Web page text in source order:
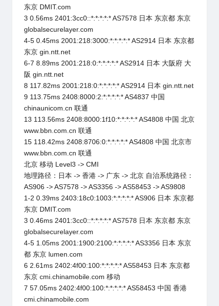
东京 DMIT.com
3 0.56ms 2401:3cc0::*:*:*:*:* AS7578 日本 东京都 东京
globalsecurelayer.com
4-5 0.45ms 2001:218:3000:*:*:*:*:* AS2914 日本 东京都
东京 gin.ntt.net
6-7 8.89ms 2001:218:0:*:*:*:*:* AS2914 日本 大阪府 大
阪 gin.ntt.net
8 117.82ms 2001:218:0:*:*:*:*:* AS2914 日本 gin.ntt.net
9 113.75ms 2408:8000:2:*:*:*:*:* AS4837 中国
chinaunicom.cn 联通
13 113.56ms 2408:8000:1f10:*:*:*:*:* AS4808 中国 北京
www.bbn.com.cn 联通
15 118.42ms 2408:8706:0:*:*:*:*:* AS4808 中国 北京市
www.bbn.com.cn 联通
北京 移动 Level3 -> CMI
地理路径：日本 -> 香港 -> 广东 -> 北京 自治系统路径：
AS906 -> AS7578 -> AS3356 -> AS58453 -> AS9808
1-2 0.39ms 2403:18c0:1003:*:*:*:*:* AS906 日本 东京都
东京 DMIT.com
3 0.46ms 2401:3cc0::*:*:*:*:* AS7578 日本 东京都 东京
globalsecurelayer.com
4-5 1.05ms 2001:1900:2100:*:*:*:*:* AS3356 日本 东京
都 东京 lumen.com
6 2.61ms 2402:4f00:100:*:*:*:*:* AS58453 日本 东京都
东京 cmi.chinamobile.com 移动
7 57.05ms 2402:4f00:100:*:*:*:*:* AS58453 中国 香港
cmi.chinamobile.com